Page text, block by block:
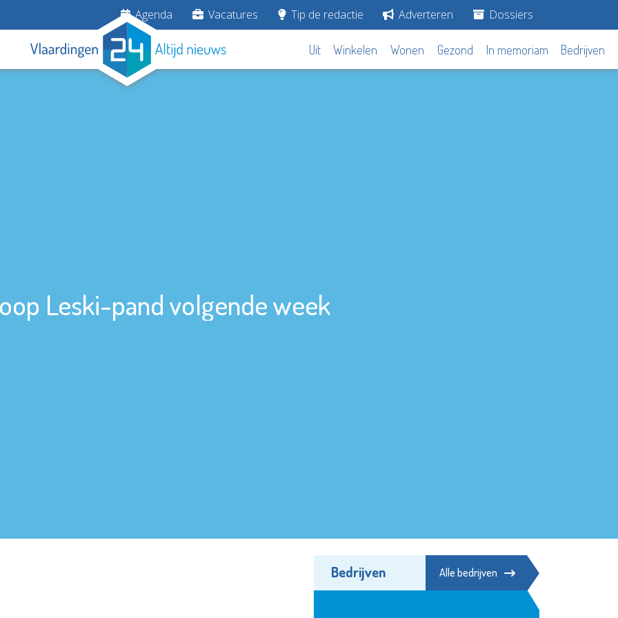
Agenda Vacatures Tip de redactie Adverteren Dossiers
Uit Winkelen Wonen Gezond In memoriam Bedrijven
Leski-pand volgende week
Bedrijven Alle bedrijven